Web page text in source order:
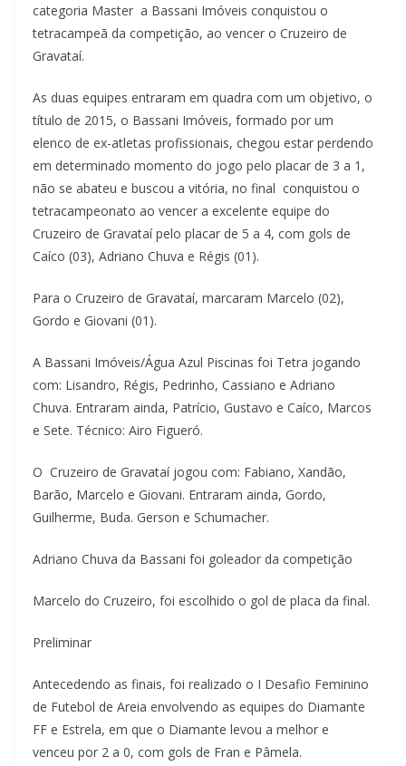
categoria Master a Bassani Imóveis conquistou o
tetracampeã da competição, ao vencer o Cruzeiro de
Gravataí.
As duas equipes entraram em quadra com um objetivo, o
título de 2015, o Bassani Imóveis, formado por um
elenco de ex-atletas profissionais, chegou estar perdendo
em determinado momento do jogo pelo placar de 3 a 1,
não se abateu e buscou a vitória, no final conquistou o
tetracampeonato ao vencer a excelente equipe do
Cruzeiro de Gravataí pelo placar de 5 a 4, com gols de
Caíco (03), Adriano Chuva e Régis (01).
Para o Cruzeiro de Gravataí, marcaram Marcelo (02),
Gordo e Giovani (01).
A Bassani Imóveis/Água Azul Piscinas foi Tetra jogando
com: Lisandro, Régis, Pedrinho, Cassiano e Adriano
Chuva. Entraram ainda, Patrício, Gustavo e Caíco, Marcos
e Sete. Técnico: Airo Figueró.
O Cruzeiro de Gravataí jogou com: Fabiano, Xandão,
Barão, Marcelo e Giovani. Entraram ainda, Gordo,
Guilherme, Buda. Gerson e Schumacher.
Adriano Chuva da Bassani foi goleador da competição
Marcelo do Cruzeiro, foi escolhido o gol de placa da final.
Preliminar
Antecedendo as finais, foi realizado o I Desafio Feminino
de Futebol de Areia envolvendo as equipes do Diamante
FF e Estrela, em que o Diamante levou a melhor e
venceu por 2 a 0, com gols de Fran e Pâmela.